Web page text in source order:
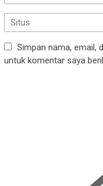
Simpan nama, email,
untuk komentar saya